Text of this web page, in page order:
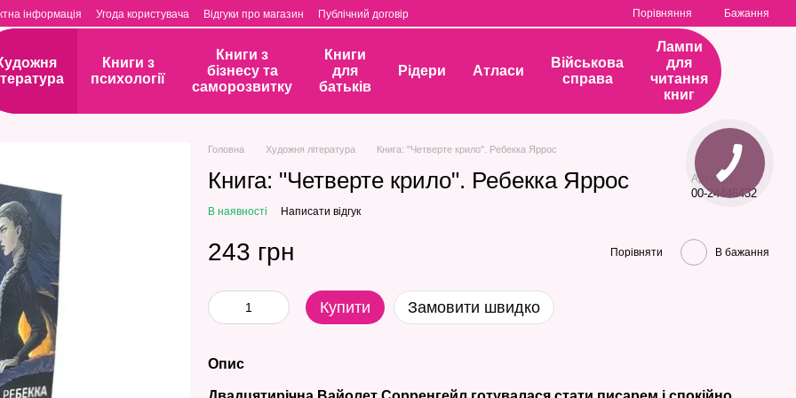
інформація Угода користувача Відгуки про магазин Публічний договір Порівняння Бажання
Книги з
психології
Книги з
бізнесу та
саморозвитку
Книги
для
батьків
Рідери Атласи
Військова
справа
Лампи
для
читання
книг
Головна Художня література Книга: "Четверте крило". Ребекка Яррос
Книга: "Четверте крило". Ребекка Яррос Артикул
00-24446432
В наявності Написати відгук
243 грн Порівняти В бажання
Купити Замовити швидко
Опис